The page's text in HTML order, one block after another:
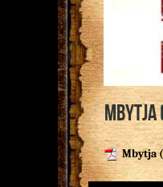
Mbytja
Mbytja